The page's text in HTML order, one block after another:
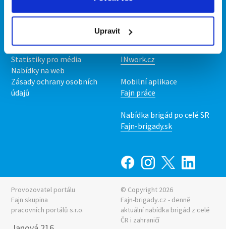
Upravit
Kontakt
Upravit předvolby cookies
Statistiky pro média
Nabídky na web
Zásady ochrany osobních
údajů
Mobilní aplikace
Nabídka práce z celé ČR
INwork.cz
Mobilní aplikace
Fajn práce
Nabídka brigád po celé SR
Fajn-brigady.sk
Provozovatel portálu
Fajn skupina
pracovních portálů s.r.o.
© Copyright 2026
Fajn-brigady.cz - denně
aktuální nabídka brigád z celé
ČR i zahraničí